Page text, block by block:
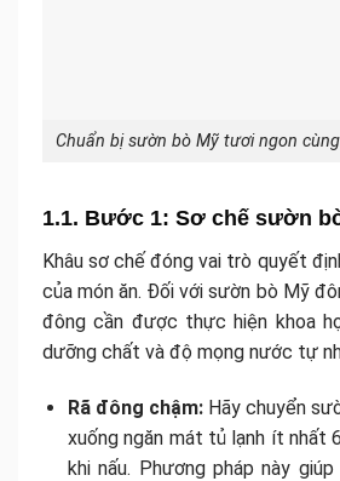
Chuẩn bị sườn bò Mỹ tươi ngon
1.1. Bước 1: Sơ chế sườn
Khâu sơ chế đóng vai trò quyết
của món ăn. Đối với sườn bò Mỹ
đông cần được thực hiện khoa
dưỡng chất và độ mọng nước tự
Rã đông chậm: Hãy chuyển
xuống ngăn mát tủ lạnh ít nhất
khi nấu. Phương pháp này